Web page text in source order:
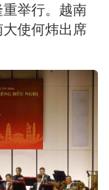
举行。越南
使何炜出席